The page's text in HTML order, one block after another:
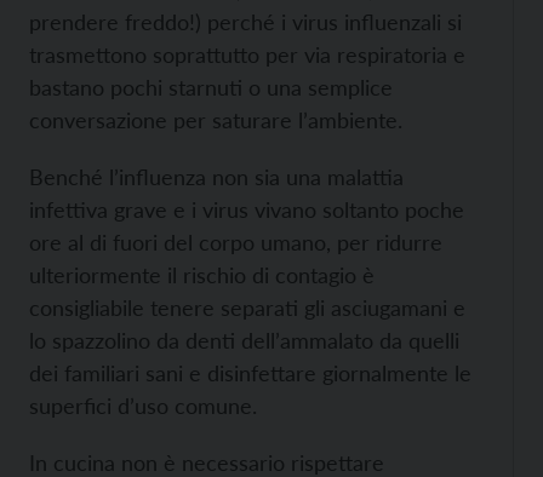
prendere freddo!) perché i virus influenzali si
trasmettono soprattutto per via respiratoria e
bastano pochi starnuti o una semplice
conversazione per saturare l’ambiente.
Benché l’influenza non sia una malattia
infettiva grave e i virus vivano soltanto poche
ore al di fuori del corpo umano, per ridurre
ulteriormente il rischio di contagio è
consigliabile tenere separati gli asciugamani e
lo spazzolino da denti dell’ammalato da quelli
dei familiari sani e disinfettare giornalmente le
superfici d’uso comune.
In cucina non è necessario rispettare